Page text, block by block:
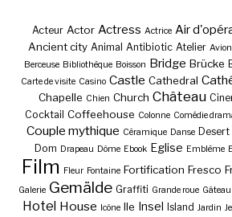
Acteur Actor Actress Actrice Air
Ancient city Animal Antibiotic Atelier Avion
Berceuse Bibliothèque Boisson Bridge Brücke
Carte de visite Casino Castle Cathedral
Chapelle Chien Church Château
Cocktail Coffeehouse Colonne Comédie
Couple mythique Céramique Danse Desert
Dom Drapeau Dôme Ebook Eglise Emblème
Film Fleur Fontaine Fortification Fresco
Galerie Gemälde Graffiti Grande roue Gâteau
Hotel House Icône Ile Insel Island Jardin